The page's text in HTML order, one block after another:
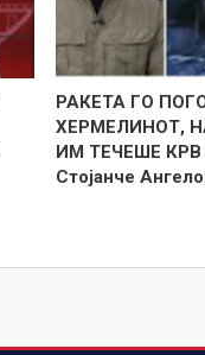
РАКЕТА ГО
ХЕРМЕЛИНОТ,
ИМ ТЕЧЕШЕ
Стојанче